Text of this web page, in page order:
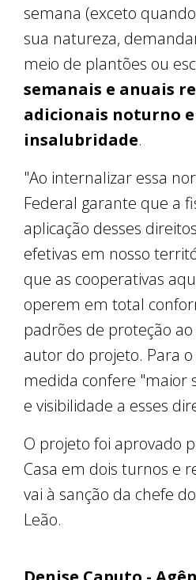
semana (exceto
sua natureza,
meio de plantões ou
semanais e anuais
adicionais noturno e
insalubridade.
"Ao internalizar essa
Federal garante que a
aplicação desses
efetivas em nosso
que as cooperativas
operem em total
padrões de proteção
autor do projeto. Para
medida confere "maior
e visibilidade a esses
O projeto foi aprovado
Casa em dois turnos e
vai à sanção da chefe
Leão.